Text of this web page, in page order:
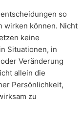
so
wirken können. Nicht
keine
Situationen, in
Veränderung
allein die
Persönlichkeit,
zu